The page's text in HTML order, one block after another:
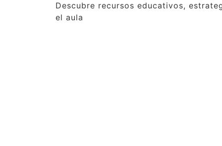
Descubre recursos educativos,
el aula